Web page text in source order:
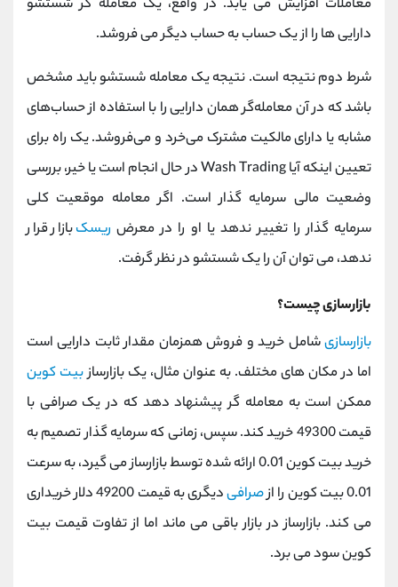
معاملات افزایش می یابد. در واقع، یک معامله گر شستشو
دارایی ها را از یک حساب به حساب دیگر می فروشد.
شرط دوم نتیجه است. نتیجه یک معامله شستشو باید مشخص
باشد که در آن معامله‌گر همان دارایی را با استفاده از حساب‌های
مشابه یا دارای مالکیت مشترک می‌خرد و می‌فروشد. یک راه برای
تعیین اینکه آیا Wash Trading در حال انجام است یا خیر، بررسی
وضعیت مالی سرمایه گذار است. اگر معامله موقعیت کلی
سرمایه گذار را تغییر ندهد یا او را در معرض ریسکبازار قرار
ندهد، می توان آن را یک شستشو در نظر گرفت.
بازارسازی چیست؟
بازارسازیشامل خرید و فروش همزمان مقدار ثابت دارایی است
اما در مکان های مختلف. به عنوان مثال، یک بازارسازبیت کوین
ممکن است به معامله گر پیشنهاد دهد که در یک صرافی با
قیمت 49300 خرید کند. سپس، زمانی که سرمایه گذار تصمیم به
خرید بیت کوین 0.01 ارائه شده توسط بازارساز می گیرد، به سرعت
0.01 بیت کوین را از
صرافی
دیگری به قیمت 49200 دلار خریداری
می کند. بازارساز در بازار باقی می ماند اما از تفاوت قیمت بیت
کوین سود می برد.